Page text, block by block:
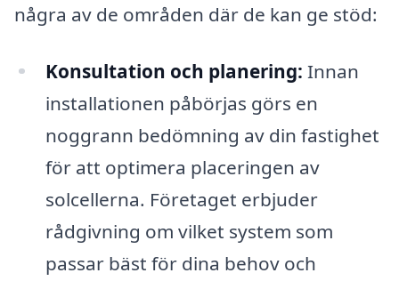
några av de områden där de kan ge stöd:
Konsultation och planering: Innan
installationen påbörjas görs en
noggrann bedömning av din fastighet
för att optimera placeringen av
solcellerna. Företaget erbjuder
rådgivning om vilket system som
passar bäst för dina behov och